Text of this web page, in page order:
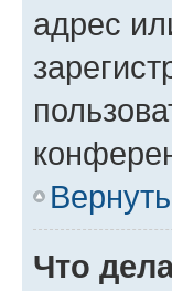
адрес
Что